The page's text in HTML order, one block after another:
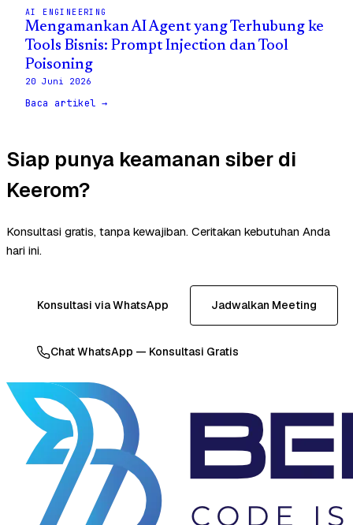
AI ENGINEERING
Mengamankan AI Agent yang Terhubung ke
Tools Bisnis: Prompt Injection dan Tool
Poisoning
20 Juni 2026
Baca artikel →
Siap punya keamanan siber di
Keerom?
Konsultasi gratis, tanpa kewajiban. Ceritakan kebutuhan Anda
hari ini.
Konsultasi via WhatsApp Jadwalkan Meeting
Chat WhatsApp — Konsultasi Gratis